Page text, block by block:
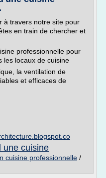
à travers notre site pour
en train de chercher et
professionnelle pour
les locaux de cuisine
la ventilation de
et efficaces de
une cuisine
cuisine professionnelle /